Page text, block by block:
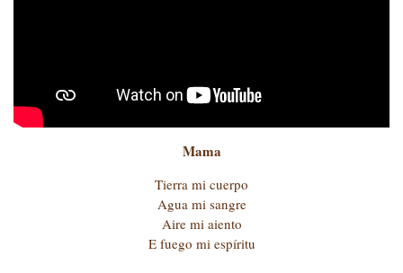
Mama
Tierra mi cuerpo
Agua mi sangre
Aire mi aiento
E fuego mi espíritu